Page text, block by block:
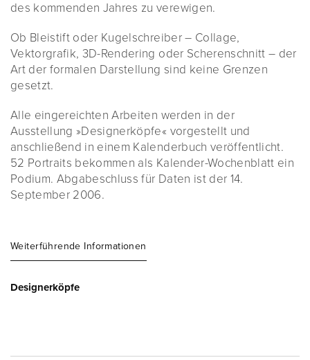
des kommenden Jahres zu verewigen.
Ob Bleistift oder Kugelschreiber – Collage,
Vektorgrafik, 3D-Rendering oder Scherenschnitt – der
Art der formalen Darstellung sind keine Grenzen
gesetzt.
Alle eingereichten Arbeiten werden in der
Ausstellung »Designerköpfe« vorgestellt und
anschließend in einem Kalenderbuch veröffentlicht.
52 Portraits bekommen als Kalender-Wochenblatt ein
Podium. Abgabeschluss für Daten ist der 14.
September 2006.
Weiterführende Informationen
Designerköpfe